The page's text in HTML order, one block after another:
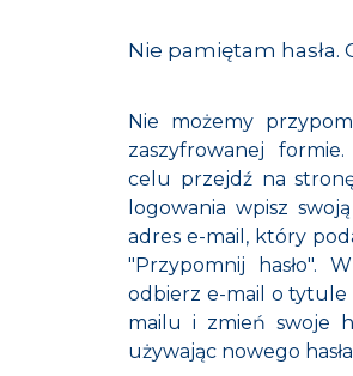
Nie pamiętam hasła.
Nie możemy
zaszyfrowanej
celu przejdź na
logowania wpisz
adres e-mail, który
"Przypomnij hasło".
odbierz e-mail o tytule
mailu i zmień swoje
używając nowego